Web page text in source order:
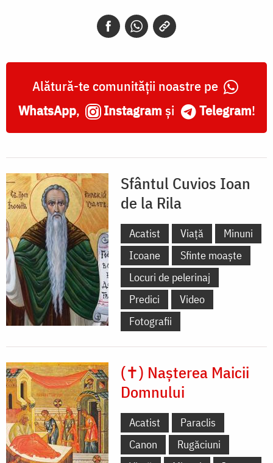
Alătură-te comunității noastre pe
WhatsApp, Instagram și Telegram!
Sfântul Cuvios Ioan
de la Rila
Acatist Viață
Minuni
Icoane
Sfinte moaște
Locuri de pelerinaj
Predici
Video
Fotografii
(✝) Nașterea Maicii
Domnului
Acatist
Paraclis
Canon
Rugăciuni